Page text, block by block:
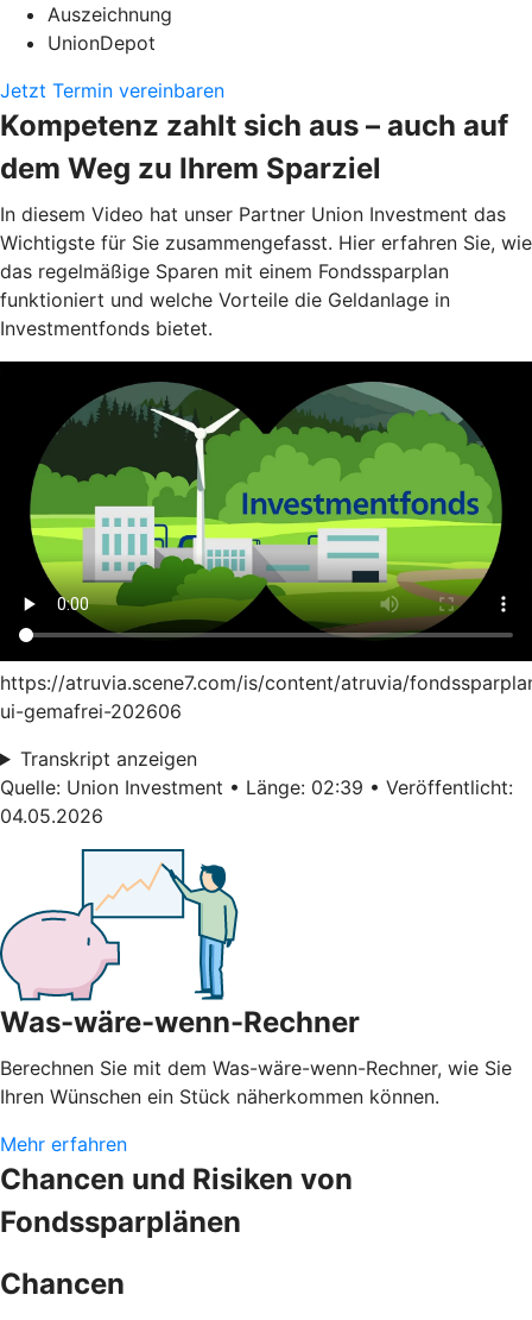
Auszeichnung
UnionDepot
Jetzt Termin vereinbaren
Kompetenz zahlt sich aus – auch auf
dem Weg zu Ihrem Sparziel
In diesem Video hat unser Partner Union Investment das
Wichtigste für Sie zusammengefasst. Hier erfahren Sie, wie
das regelmäßige Sparen mit einem Fondssparplan
funktioniert und welche Vorteile die Geldanlage in
Investmentfonds bietet.
https://atruvia.scene7.com/is/content/atruvia/
ui-gemafrei-202606
Transkript anzeigen
Quelle: Union Investment • Länge: 02:39 • Veröffentlicht:
04.05.2026
Was-wäre-wenn-Rechner
Berechnen Sie mit dem Was-wäre-wenn-Rechner, wie Sie
Ihren Wünschen ein Stück näherkommen können.
Mehr erfahren
Chancen und Risiken von
Fondssparplänen
Chancen